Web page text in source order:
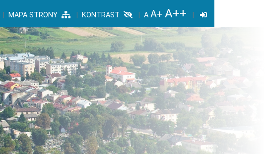
MAPA STRONY KONTRAST